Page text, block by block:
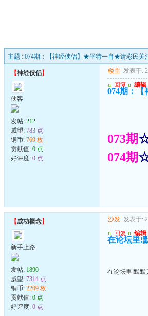
主题 : 074期：【神经侠侣】★平特一肖★请彩民关
【神经侠侣】
侠客
发帖: 212
威望: 783 点
铜币: 769 枚
贡献值: 0 点
好评度: 0 点
楼主 发表于:
u 回复 u 编辑
074期：
073期
074期
【成功概念】
新手上路
发帖: 1890
威望: 7314 点
铜币: 2209 枚
贡献值: 0 点
好评度: 0 点
沙发 发表于:
u 回复 u 编辑
在论坛里!
在论坛里!默默